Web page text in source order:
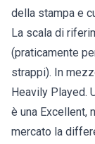
della stampa e
La scala di
(praticamente
strappi). In
Heavily Played.
è una Excellent,
mercato la